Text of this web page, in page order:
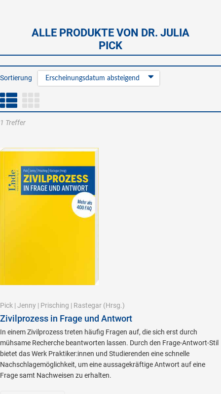
ALLE PRODUKTE VON DR. JULIA
PICK
Sortierung Erscheinungsdatum absteigend
1 Treffer
Pick | Jenny | Prisching | Rastegar (Hrsg.)
Zivilprozess in Frage und Antwort
In einem Zivilprozess treten häufig Fragen auf, die sich erst durch
mühsame Recherche beantworten lassen. Durch den Frage-Antwort-Stil
bietet das Werk Praktiker:innen und Studierenden eine schnelle
Nachschlagemöglichkeit, um eine aussagekräftige Antwort auf eine
Frage samt Nachweisen zu erhalten.